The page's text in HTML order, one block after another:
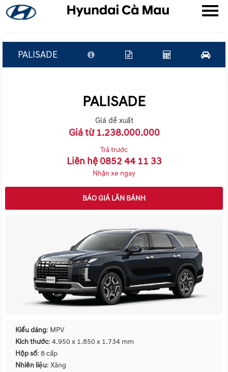
PALISADE
PALISADE
Giá đề xuất
Giá từ 1.238.000.000
Trả trước
Liên hệ 0852 44 11 33
Nhận xe ngay
BÁO GIÁ LĂN BÁNH
Kiểu dáng: MPV
Kích thước: 4.950 x 1.850 x 1.734 mm
Hộp số: 8 cấp
Nhiên liệu: Xăng